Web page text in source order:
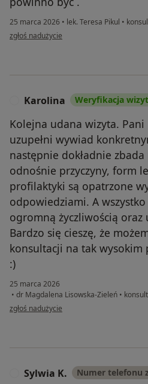
25 marca 2026 • lek. Teresa Pikul •
w opinii użytkownika Patryk
zgłoś nadużycie
Karolina Weryfikacja
Kolejna udana wizyta. Pani
uzupełni wywiad
następnie dokładnie
odnośnie przyczyny, form
profilaktyki są opatrzone
odpowiedziami. A
ogromną życzliwością oraz
Bardzo się cieszę, że
konsultacji na tak wysokim
:)
25 marca 2026
• dr Magdalena Lisowska-Zieleń •
w opinii użytkownika Karolina
zgłoś nadużycie
Sylwia K. Numer telefonu